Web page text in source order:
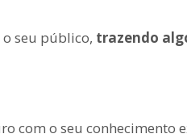
seu público, trazendo
com o seu conhecimento